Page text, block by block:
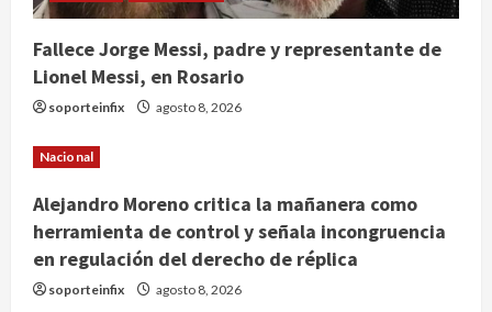
Fallece Jorge Messi, padre y representante de
Lionel Messi, en Rosario
soporteinfix agosto 8, 2026
Nacional
Alejandro Moreno critica la mañanera como
herramienta de control y señala incongruencia
en regulación del derecho de réplica
soporteinfix agosto 8, 2026